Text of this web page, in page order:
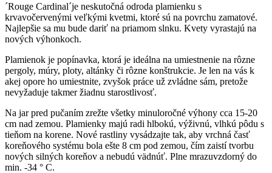
´Rouge Cardinal´je neskutočná odroda plamienku s
krvavočervenými veľkými kvetmi, ktoré sú na povrchu zamatové.
Najlepšie sa mu bude dariť na priamom slnku. Kvety vyrastajú na
nových výhonkoch.
Plamienok je popínavka, ktorá je ideálna na umiestnenie na rôzne
pergoly, múry, ploty, altánky či rôzne konštrukcie. Je len na vás k
akej opore ho umiestnite, zvyšok práce už zvládne sám, pretože
nevyžaduje takmer žiadnu starostlivosť.
Na jar pred pučaním zrežte všetky minuloročné výhony cca 15-20
cm nad zemou. Plamienky majú radi hlbokú, výživnú, vlhkú pôdu s
tieňom na korene. Nové rastliny vysádzajte tak, aby vrchná časť
koreňového systému bola ešte 8 cm pod zemou, čím zaistí tvorbu
nových silných koreňov a nebudú vädnúť. Plne mrazuvzdorný do
min. -34 ° C.